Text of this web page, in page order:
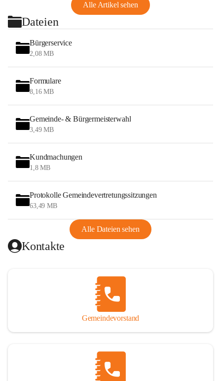
Alle Artikel sehen
Dateien
Bürgerservice
2,08 MB
Formulare
8,16 MB
Gemeinde- & Bürgermeisterwahl
3,49 MB
Kundmachungen
1,8 MB
Protokolle Gemeindevertretungssitzungen
63,49 MB
Alle Dateien sehen
Kontakte
Gemeindevorstand